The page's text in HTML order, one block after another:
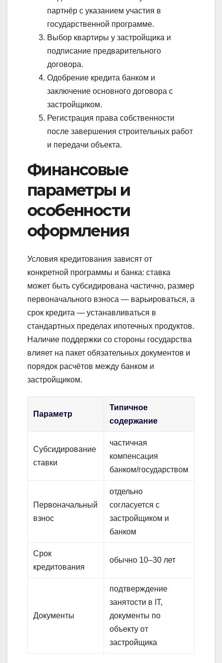
партнёр с указанием участия в
государственной программе.
Выбор квартиры у застройщика и
подписание предварительного
договора.
Одобрение кредита банком и
заключение основного договора с
застройщиком.
Регистрация права собственности
после завершения строительных работ
и передачи объекта.
Финансовые
параметры и
особенности
оформления
Условия кредитования зависят от
конкретной программы и банка: ставка
может быть субсидирована частично, размер
первоначального взноса — варьироваться, а
срок кредита — устанавливаться в
стандартных пределах ипотечных продуктов.
Наличие поддержки со стороны государства
влияет на пакет обязательных документов и
порядок расчётов между банком и
застройщиком.
Параметр
Типичное
содержание
Субсидирование
ставки
частичная
компенсация
банком/государством
Первоначальный
взнос
отдельно
согласуется с
застройщиком и
банком
Срок
кредитования
обычно 10–30 лет
Документы
подтверждение
занятости в IT,
документы по
объекту от
застройщика